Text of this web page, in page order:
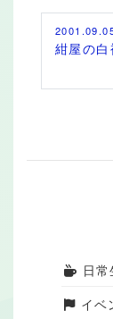
紺屋の
日
イベ